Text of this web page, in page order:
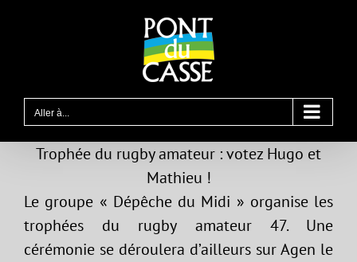
Aller à...
Trophée du rugby amateur : votez Hugo et
Mathieu !
Le groupe « Dépêche du Midi » organise les
trophées du rugby amateur 47. Une
cérémonie se déroulera d’ailleurs sur Agen le